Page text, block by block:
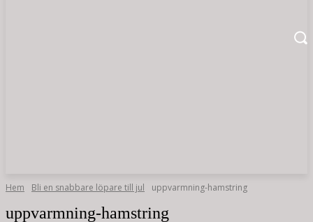
Hem Bli en snabbare löpare till jul uppvarmning-hamstring
uppvarmning-hamstring